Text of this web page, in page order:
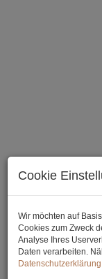
Cookie
Wir möchten auf
Cookies zum Zweck
Analyse Ihres
Daten verarbeiten.
Datenschutzerklärung